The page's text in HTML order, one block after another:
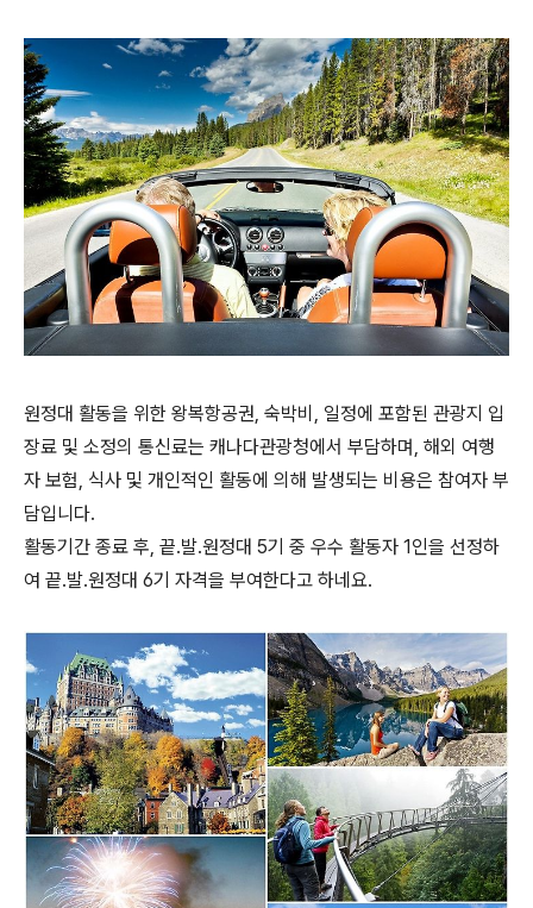
원정대 활동을 위한 왕복항공권, 숙박비, 일정에 포함된 관광지 입
장료 및 소정의 통신료는 캐나다관광청에서 부담하며, 해외 여행
자 보험, 식사 및 개인적인 활동에 의해 발생되는 비용은 참여자 부
담입니다.
활동기간 종료 후, 끝.발.원정대 5기 중 우수 활동자 1인을 선정하
여 끝.발.원정대 6기 자격을 부여한다고 하네요.